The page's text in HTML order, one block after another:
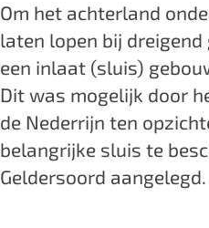
d
o
r
d
Om het achterland
laten lopen bij dreigend
een inlaat (sluis)
Dit was mogelijk door
de Nederrijn ten
belangrijke sluis te
Geldersoord aangelegd.